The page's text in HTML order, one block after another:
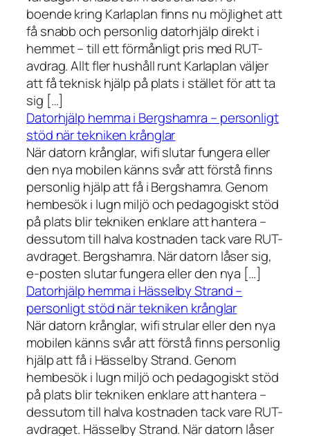
boende kring Karlaplan finns nu möjlighet att
få snabb och personlig datorhjälp direkt i
hemmet – till ett förmånligt pris med RUT-
avdrag. Allt fler hushåll runt Karlaplan väljer
att få teknisk hjälp på plats i stället för att ta
sig […]
Datorhjälp hemma i Bergshamra – personligt
stöd när tekniken krånglar
När datorn krånglar, wifi slutar fungera eller
den nya mobilen känns svår att förstå finns
personlig hjälp att få i Bergshamra. Genom
hembesök i lugn miljö och pedagogiskt stöd
på plats blir tekniken enklare att hantera –
dessutom till halva kostnaden tack vare RUT-
avdraget. Bergshamra. När datorn låser sig,
e-posten slutar fungera eller den nya […]
Datorhjälp hemma i Hässelby Strand –
personligt stöd när tekniken krånglar
När datorn krånglar, wifi strular eller den nya
mobilen känns svår att förstå finns personlig
hjälp att få i Hässelby Strand. Genom
hembesök i lugn miljö och pedagogiskt stöd
på plats blir tekniken enklare att hantera –
dessutom till halva kostnaden tack vare RUT-
avdraget. Hässelby Strand. När datorn låser